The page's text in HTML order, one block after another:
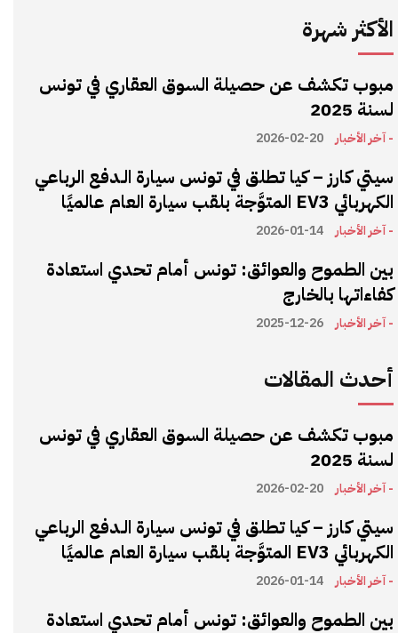
الأكثر شهرة
مبوب تكشف عن حصيلة السوق العقاري في تونس
لسنة 2025
- آخر الأخبار 2026-02-20
سيتي كارز – كيا تطلق في تونس سيارة الـدفع الرباعي
الكهربائي EV3 المتوَّجة بلقب سيارة العام عالميًا
- آخر الأخبار 2026-01-14
بين الطموح والعوائق: تونس أمام تحدي استعادة
كفاءاتها بالخارج
- آخر الأخبار 2025-12-26
أحدث المقالات
مبوب تكشف عن حصيلة السوق العقاري في تونس
لسنة 2025
- آخر الأخبار 2026-02-20
سيتي كارز – كيا تطلق في تونس سيارة الـدفع الرباعي
الكهربائي EV3 المتوَّجة بلقب سيارة العام عالميًا
- آخر الأخبار 2026-01-14
بين الطموح والعوائق: تونس أمام تحدي استعادة